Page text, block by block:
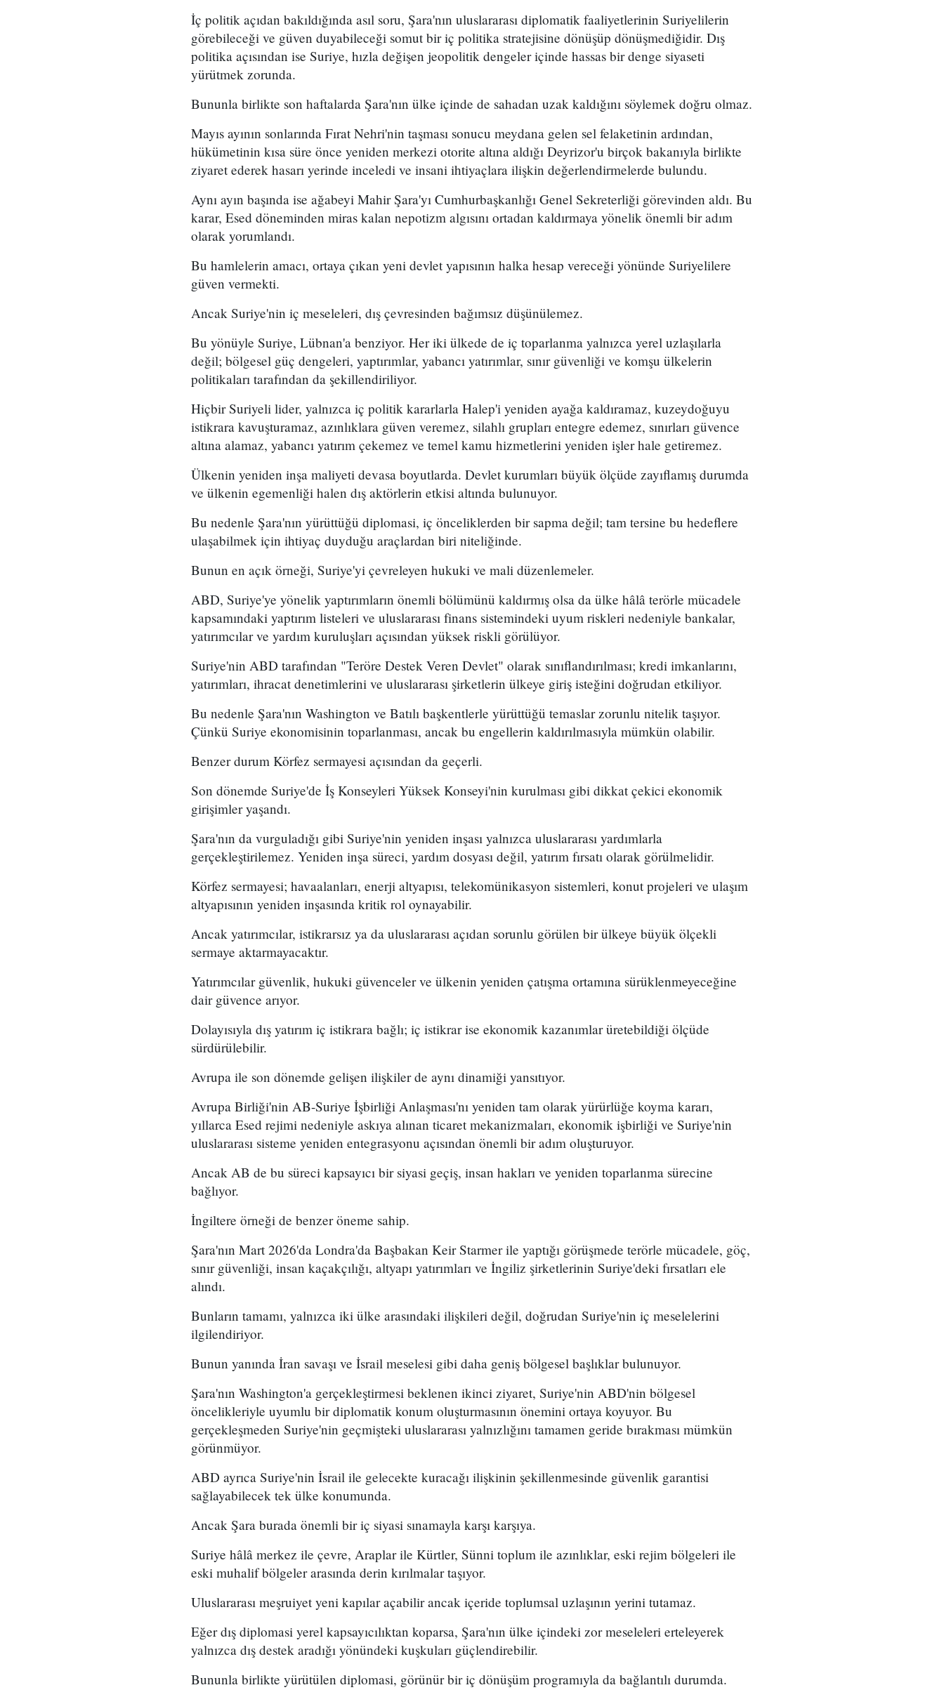
İç politik açıdan bakıldığında asıl soru, Şara'nın uluslararası diplomatik faaliyetlerinin Suriyelilerin
görebileceği ve güven duyabileceği somut bir iç politika stratejisine dönüşüp dönüşmediğidir. Dış
politika açısından ise Suriye, hızla değişen jeopolitik dengeler içinde hassas bir denge siyaseti
yürütmek zorunda.
Bununla birlikte son haftalarda Şara'nın ülke içinde de sahadan uzak kaldığını söylemek doğru olmaz.
Mayıs ayının sonlarında Fırat Nehri'nin taşması sonucu meydana gelen sel felaketinin ardından,
hükümetinin kısa süre önce yeniden merkezi otorite altına aldığı Deyrizor'u birçok bakanıyla birlikte
ziyaret ederek hasarı yerinde inceledi ve insani ihtiyaçlara ilişkin değerlendirmelerde bulundu.
Aynı ayın başında ise ağabeyi Mahir Şara'yı Cumhurbaşkanlığı Genel Sekreterliği görevinden aldı. Bu
karar, Esed döneminden miras kalan nepotizm algısını ortadan kaldırmaya yönelik önemli bir adım
olarak yorumlandı.
Bu hamlelerin amacı, ortaya çıkan yeni devlet yapısının halka hesap vereceği yönünde Suriyelilere
güven vermekti.
Ancak Suriye'nin iç meseleleri, dış çevresinden bağımsız düşünülemez.
Bu yönüyle Suriye, Lübnan'a benziyor. Her iki ülkede de iç toparlanma yalnızca yerel uzlaşılarla
değil; bölgesel güç dengeleri, yaptırımlar, yabancı yatırımlar, sınır güvenliği ve komşu ülkelerin
politikaları tarafından da şekillendiriliyor.
Hiçbir Suriyeli lider, yalnızca iç politik kararlarla Halep'i yeniden ayağa kaldıramaz, kuzeydoğuyu
istikrara kavuşturamaz, azınlıklara güven veremez, silahlı grupları entegre edemez, sınırları güvence
altına alamaz, yabancı yatırım çekemez ve temel kamu hizmetlerini yeniden işler hale getiremez.
Ülkenin yeniden inşa maliyeti devasa boyutlarda. Devlet kurumları büyük ölçüde zayıflamış durumda
ve ülkenin egemenliği halen dış aktörlerin etkisi altında bulunuyor.
Bu nedenle Şara'nın yürüttüğü diplomasi, iç önceliklerden bir sapma değil; tam tersine bu hedeflere
ulaşabilmek için ihtiyaç duyduğu araçlardan biri niteliğinde.
Bunun en açık örneği, Suriye'yi çevreleyen hukuki ve mali düzenlemeler.
ABD, Suriye'ye yönelik yaptırımların önemli bölümünü kaldırmış olsa da ülke hâlâ terörle mücadele
kapsamındaki yaptırım listeleri ve uluslararası finans sistemindeki uyum riskleri nedeniyle bankalar,
yatırımcılar ve yardım kuruluşları açısından yüksek riskli görülüyor.
Suriye'nin ABD tarafından "Teröre Destek Veren Devlet" olarak sınıflandırılması; kredi imkanlarını,
yatırımları, ihracat denetimlerini ve uluslararası şirketlerin ülkeye giriş isteğini doğrudan etkiliyor.
Bu nedenle Şara'nın Washington ve Batılı başkentlerle yürüttüğü temaslar zorunlu nitelik taşıyor.
Çünkü Suriye ekonomisinin toparlanması, ancak bu engellerin kaldırılmasıyla mümkün olabilir.
Benzer durum Körfez sermayesi açısından da geçerli.
Son dönemde Suriye'de İş Konseyleri Yüksek Konseyi'nin kurulması gibi dikkat çekici ekonomik
girişimler yaşandı.
Şara'nın da vurguladığı gibi Suriye'nin yeniden inşası yalnızca uluslararası yardımlarla
gerçekleştirilemez. Yeniden inşa süreci, yardım dosyası değil, yatırım fırsatı olarak görülmelidir.
Körfez sermayesi; havaalanları, enerji altyapısı, telekomünikasyon sistemleri, konut projeleri ve ulaşım
altyapısının yeniden inşasında kritik rol oynayabilir.
Ancak yatırımcılar, istikrarsız ya da uluslararası açıdan sorunlu görülen bir ülkeye büyük ölçekli
sermaye aktarmayacaktır.
Yatırımcılar güvenlik, hukuki güvenceler ve ülkenin yeniden çatışma ortamına sürüklenmeyeceğine
dair güvence arıyor.
Dolayısıyla dış yatırım iç istikrara bağlı; iç istikrar ise ekonomik kazanımlar üretebildiği ölçüde
sürdürülebilir.
Avrupa ile son dönemde gelişen ilişkiler de aynı dinamiği yansıtıyor.
Avrupa Birliği'nin AB-Suriye İşbirliği Anlaşması'nı yeniden tam olarak yürürlüğe koyma kararı,
yıllarca Esed rejimi nedeniyle askıya alınan ticaret mekanizmaları, ekonomik işbirliği ve Suriye'nin
uluslararası sisteme yeniden entegrasyonu açısından önemli bir adım oluşturuyor.
Ancak AB de bu süreci kapsayıcı bir siyasi geçiş, insan hakları ve yeniden toparlanma sürecine
bağlıyor.
İngiltere örneği de benzer öneme sahip.
Şara'nın Mart 2026'da Londra'da Başbakan Keir Starmer ile yaptığı görüşmede terörle mücadele, göç,
sınır güvenliği, insan kaçakçılığı, altyapı yatırımları ve İngiliz şirketlerinin Suriye'deki fırsatları ele
alındı.
Bunların tamamı, yalnızca iki ülke arasındaki ilişkileri değil, doğrudan Suriye'nin iç meselelerini
ilgilendiriyor.
Bunun yanında İran savaşı ve İsrail meselesi gibi daha geniş bölgesel başlıklar bulunuyor.
Şara'nın Washington'a gerçekleştirmesi beklenen ikinci ziyaret, Suriye'nin ABD'nin bölgesel
öncelikleriyle uyumlu bir diplomatik konum oluşturmasının önemini ortaya koyuyor. Bu
gerçekleşmeden Suriye'nin geçmişteki uluslararası yalnızlığını tamamen geride bırakması mümkün
görünmüyor.
ABD ayrıca Suriye'nin İsrail ile gelecekte kuracağı ilişkinin şekillenmesinde güvenlik garantisi
sağlayabilecek tek ülke konumunda.
Ancak Şara burada önemli bir iç siyasi sınamayla karşı karşıya.
Suriye hâlâ merkez ile çevre, Araplar ile Kürtler, Sünni toplum ile azınlıklar, eski rejim bölgeleri ile
eski muhalif bölgeler arasında derin kırılmalar taşıyor.
Uluslararası meşruiyet yeni kapılar açabilir ancak içeride toplumsal uzlaşının yerini tutamaz.
Eğer dış diplomasi yerel kapsayıcılıktan koparsa, Şara'nın ülke içindeki zor meseleleri erteleyerek
yalnızca dış destek aradığı yönündeki kuşkuları güçlendirebilir.
Bununla birlikte yürütülen diplomasi, görünür bir iç dönüşüm programıyla da bağlantılı durumda.